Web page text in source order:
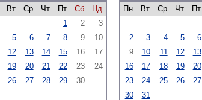
Вт Ср Чт Пт Сб
Нд
1
2
3
5 6 7 8 9
10
12 13 14 15 16
17
19 20 21 22 23
24
26 27 28 29 30
Пн
Вт Ср Чт Пт
2
3 4 5 6
9
10 11 12 13
16
17 18 19 20
23
24 25 26 27
30
31